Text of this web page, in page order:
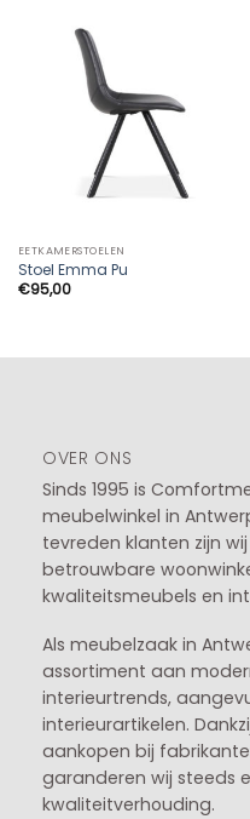
EETKAMERSTOELEN
Stoel Emma Pu
€95,00
OVER ONS
Sinds 1995 is
meubelwinkel in
tevreden klanten zijn
betrouwbare
kwaliteitsmeubels en
Als meubelzaak in
assortiment aan
interieurtrends,
interieurartikelen.
aankopen bij
garanderen wij steeds
kwaliteitverhouding.